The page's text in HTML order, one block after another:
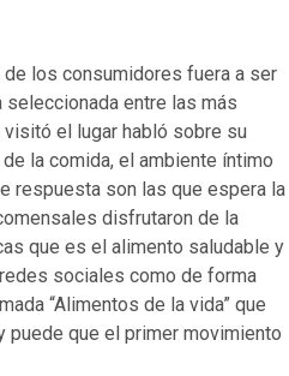
de los consumidores fuera a ser
entre las más
visitó el lugar habló sobre su
la comida, el ambiente íntimo
respuesta son las que espera la
disfrutaron de la
que es el alimento saludable y
sociales como de forma
“Alimentos de la vida” que
puede que el primer movimiento